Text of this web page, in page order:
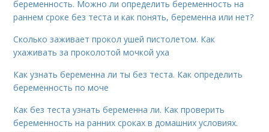
беременность. Можно ли определить беременность на
раннем сроке без теста и как понять, беременна или нет?
Сколько заживает прокол ушей пистолетом. Как
ухаживать за проколотой мочкой уха
Как узнать беременна ли ты без теста. Как определить
беременность по моче
Как без теста узнать беременна ли. Как проверить
беременность на ранних сроках в домашних условиях.